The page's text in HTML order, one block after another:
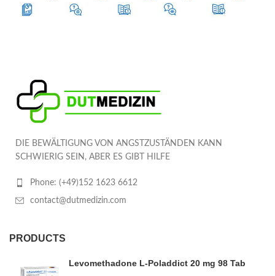
DIE BEWÄLTIGUNG VON ANGSTZUSTÄNDEN KANN
SCHWIERIG SEIN, ABER ES GIBT HILFE
Phone: (+49)152 1623 6612
contact@dutmedizin.com
PRODUCTS
Levomethadone L-Poladdict 20 mg 98 Tab